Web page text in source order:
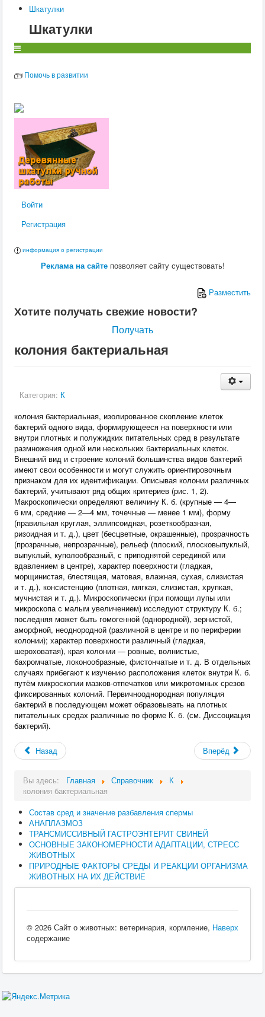
Шкатулки
Шкатулки
Помочь в развитии
Войти
Регистрация
информация о регистрации
Реклама на сайтепозволяет сайту существовать!
Разместить
Хотите получать свежие новости?
Получать
колония бактериальная
Категория: К
колония бактериальная, изолированное скопление клеток
бактерий одного вида, формирующееся на поверхности или
внутри плотных и полужидких питательных сред в результате
размножения одной или нескольких бактериальных клеток.
Внешний вид и строение колоний большинства видов бактерий
имеют свои особенности и могут служить ориентировочным
признаком для их идентификации. Описывая колонии различных
бактерий, учитывают ряд общих критериев (рис. 1, 2).
Макроскопически определяют величину К. б. (крупные — 4—
6 мм, средние — 2—4 мм, точечные — менее 1 мм), форму
(правильная круглая, эллипсоидная, розеткообразная,
ризоидная и т. д.), цвет (бесцветные, окрашенные), прозрачность
(прозрачные, непрозрачные), рельеф (плоский, плосковыпуклый,
выпуклый, куполообразный, с приподнятой серединой или
вдавлением в центре), характер поверхности (гладкая,
морщинистая, блестящая, матовая, влажная, сухая, слизистая
и т. д.), консистенцию (плотная, мягкая, слизистая, хрупкая,
мучнистая и т. д.). Микроскопически (при помощи лупы или
микроскопа с малым увеличением) исследуют структуру К. б.;
последняя может быть гомогенной (однородной), зернистой,
аморфной, неоднородной (различной в центре и по периферии
колонии); характер поверхности различный (гладкая,
шероховатая), края колонии — ровные, волнистые,
бахромчатые, локонообразные, фистончатые и т. д. В отдельных
случаях прибегают к изучению расположения клеток внутри К. б.
путём микроскопии мазков-отпечатков или микротомных срезов
фиксированных колоний. Первичнооднородная популяция
бактерий в последующем может образовывать на плотных
питательных средах различные по форме К. б. (см. Диссоциация
бактерий).
Назад Вперёд
Вы здесь: Главная Справочник
К
колония бактериальная
Состав сред и значение разбавления спермы
АНАПЛАЗМОЗ
ТРАНСМИССИВНЫЙ ГАСТРОЭНТЕРИТ СВИНЕЙ
ОСНОВНЫЕ ЗАКОНОМЕРНОСТИ АДАПТАЦИИ, СТРЕСС
ЖИВОТНЫХ
ПРИРОДНЫЕ ФАКТОРЫ СРЕДЫ И РЕАКЦИИ ОРГАНИЗМА
ЖИВОТНЫХ НА ИХ ДЕЙСТВИЕ
Наверх
© 2026 Сайт о животных: ветеринария, кормление,
содержание